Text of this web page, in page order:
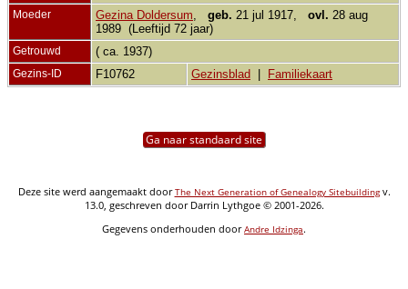
Moeder Gezina Doldersum geb. 21 jul 1917, ovl. 28 aug
1989 (Leeftijd 72 jaar)
Getrouwd ( ca. 1937)
Gezins-ID F10762 Gezinsblad Familiekaart
Ga naar standaard site
Deze site werd aangemaakt doorThe Next Generation of Genealogy Sitebuildingv.
13.0, geschreven door Darrin Lythgoe © 2001-2026.
Gegevens onderhouden doorAndre Idzinga.